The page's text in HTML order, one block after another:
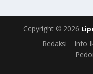
Copyright © 2026
Redaksi
Info